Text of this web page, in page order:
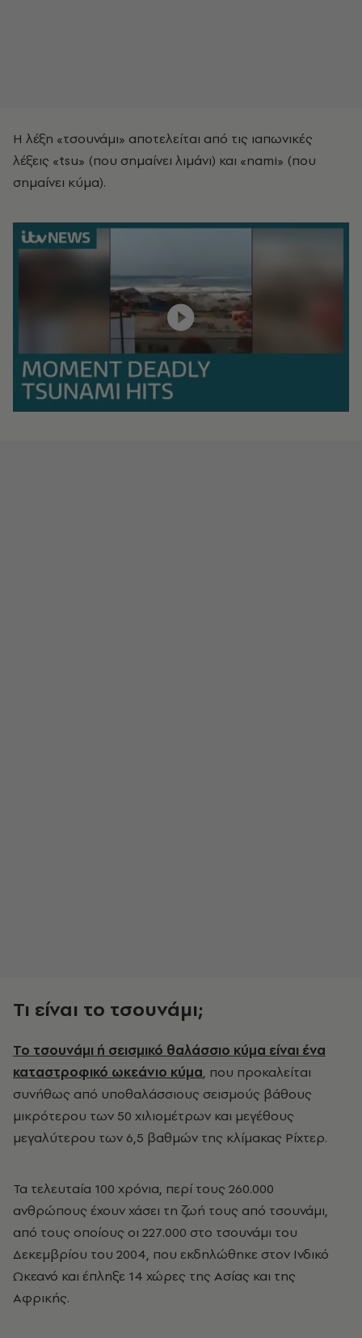
Η λέξη «τσουνάμι» αποτελείται από τις ιαπωνικές
λέξεις «tsu» (που σημαίνει λιμάνι) και «nami» (που
σημαίνει κύμα).
Τι είναι το τσουνάμι;
Το τσουνάμι ή σεισμικό θαλάσσιο κύμα είναι ένα
καταστροφικό ωκεάνιο κύμα, που προκαλείται
συνήθως από υποθαλάσσιους σεισμούς βάθους
μικρότερου των 50 χιλιομέτρων και μεγέθους
μεγαλύτερου των 6,5 βαθμών της κλίμακας Ρίχτερ.
Τα τελευταία 100 χρόνια, περί τους 260.000
ανθρώπους έχουν χάσει τη ζωή τους από τσουνάμι,
από τους οποίους οι 227.000 στο τσουνάμι του
Δεκεμβρίου του 2004, που εκδηλώθηκε στον Ινδικό
Ωκεανό και έπληξε 14 χώρες της Ασίας και της
Αφρικής.